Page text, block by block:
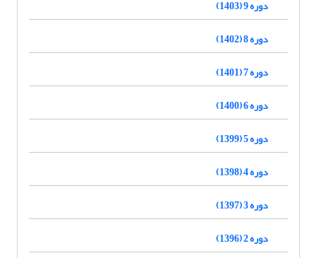
دوره 9 (1403)
دوره 8 (1402)
دوره 7 (1401)
دوره 6 (1400)
دوره 5 (1399)
دوره 4 (1398)
دوره 3 (1397)
دوره 2 (1396)